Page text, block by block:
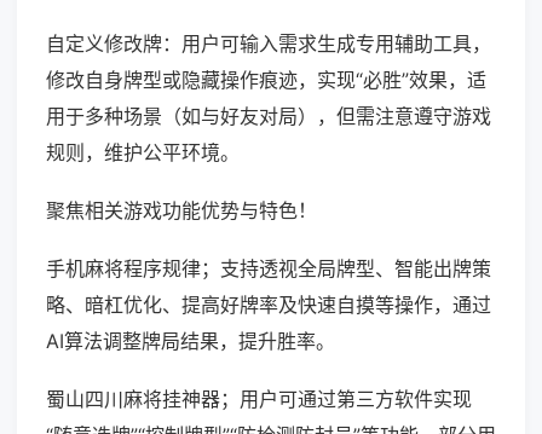
自定义修改牌：用户可输入需求生成专用辅助工具，
修改自身牌型或隐藏操作痕迹，实现“必胜”效果，适
用于多种场景（如与好友对局），但需注意遵守游戏
规则，维护公平环境。
聚焦相关游戏功能优势与特色！
手机麻将程序规律；支持透视全局牌型、智能出牌策
略、暗杠优化、提高好牌率及快速自摸等操作，通过
AI算法调整牌局结果，提升胜率。
蜀山四川麻将挂神器；用户可通过第三方软件实现